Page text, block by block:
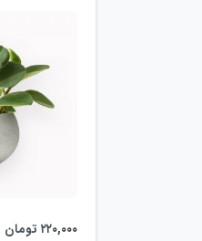
۲۲۰,۰۰۰ تومان